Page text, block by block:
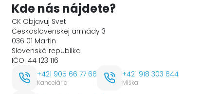
Kde nás nájdete?
CK Objavuj Svet
Československej armády 3
036 01 Martin
Slovenská republika
IČO: 44 123 116
+421 905 66 77 66
Kancelária
+421 918 303 644
Miška